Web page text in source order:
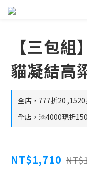
【三包
貓凝結高
全店，777折20
全店，滿4000現折150
NT$1,710